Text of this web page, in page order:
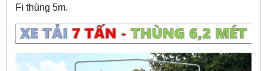
Fi thùng 5m.